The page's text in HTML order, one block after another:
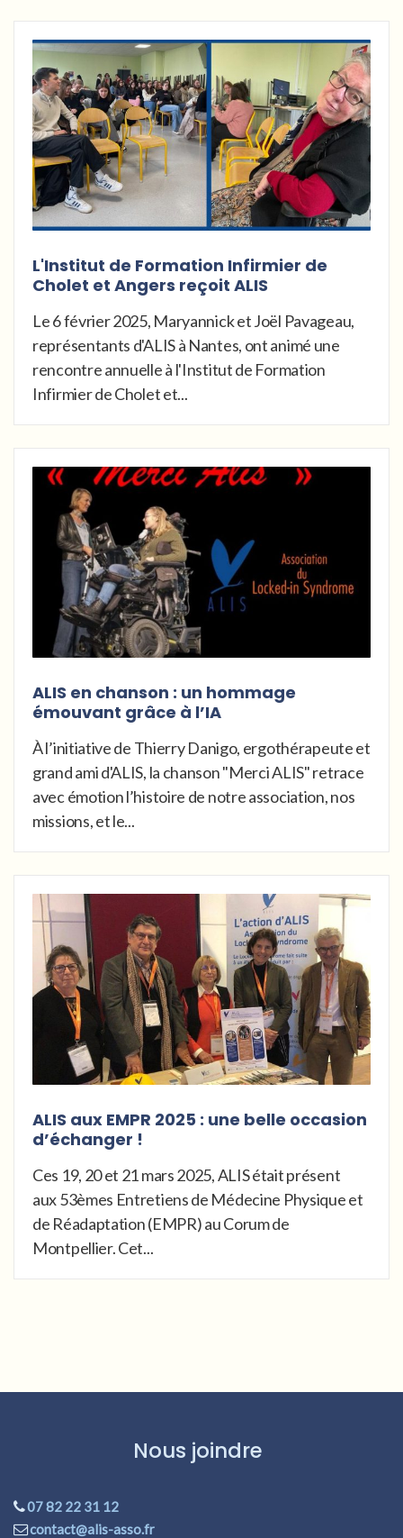
L'Institut de Formation Infirmier de
Cholet et Angers reçoit ALIS
Le 6 février 2025, Maryannick et Joël Pavageau,
représentants d'ALIS à Nantes, ont animé une
rencontre annuelle à l'Institut de Formation
Infirmier de Cholet et...
ALIS en chanson : un hommage
émouvant grâce à l’IA
À l’initiative de Thierry Danigo, ergothérapeute et
grand ami d'ALIS, la chanson "Merci ALIS" retrace
avec émotion l’histoire de notre association, nos
missions, et le...
ALIS aux EMPR 2025 : une belle occasion
d’échanger !
Ces 19, 20 et 21 mars 2025, ALIS était présent
aux 53èmes Entretiens de Médecine Physique et
de Réadaptation (EMPR) au Corum de
Montpellier. Cet...
Nous joindre
07 82 22 31 12
contact@alis-asso.fr